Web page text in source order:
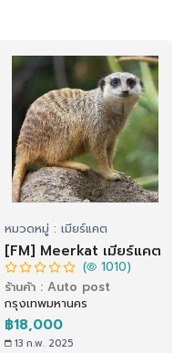
หมวดหมู่ : เมียร์แคต
[FM] Meerkat เมียร์แคต
( 1010)
ร้านค้า : Auto post
กรุงเทพมหานคร
฿18,000
13 ก.พ. 2025